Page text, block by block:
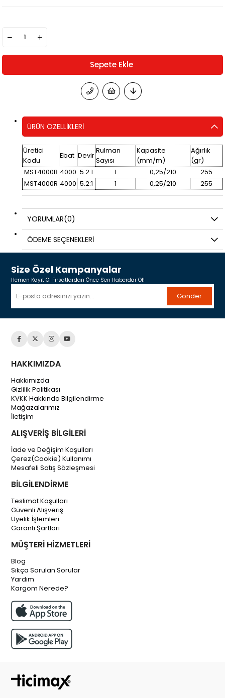
ÜRÜN ÖZELLIKLERI
Üretici
Kodu
Ebat Devir
Rulman
Sayısı
Kapasite
(mm/m)
Ağırlık
(gr)
MST4000B 4000 5.2:1 1 0,25/210
255
MST4000R 4000 5.2:1 1 0,25/210 255
YORUMLAR(0)
ÖDEME SEÇENEKLERI
Size Özel Kampanyalar
Hemen Kayıt Ol Fırsatlardan Önce Sen Haberdar Ol!
Gönder
HAKKIMIZDA
Hakkımızda
Gizlilik Politikası
KVKK Hakkında Bilgilendirme
Mağazalarımız
İletişim
ALIŞVERİŞ BİLGİLERİ
İade ve Değişim Koşulları
Çerez(Cookie) Kullanımı
Mesafeli Satış Sözleşmesi
BİLGİLENDİRME
Teslimat Koşulları
Güvenli Alışveriş
Üyelik İşlemleri
Garanti Şartları
MÜŞTERİ HİZMETLERİ
Blog
Sıkça Sorulan Sorular
Yardım
Kargom Nerede?